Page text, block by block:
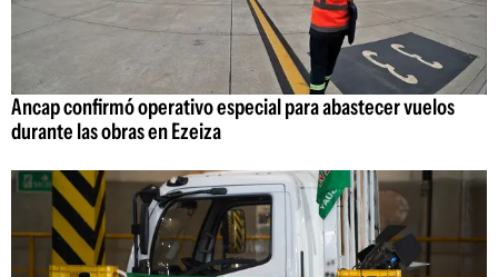
Ancap confirmó operativo especial para abastecer vuelos
durante las obras en Ezeiza